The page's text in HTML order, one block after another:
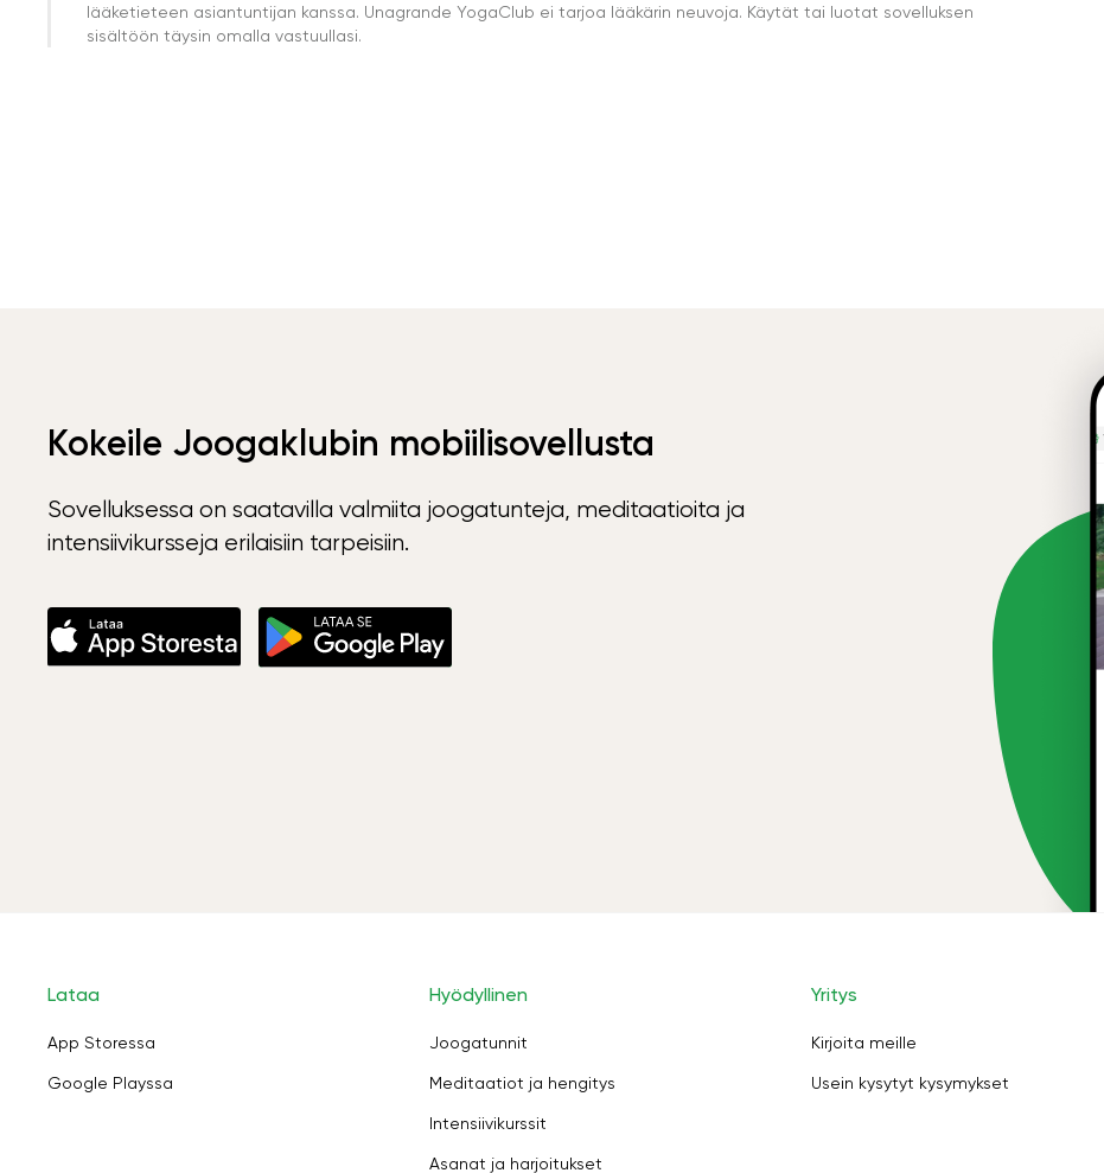
lääketieteen asiantuntijan kanssa. Unagrande YogaClub ei tarjoa lääkärin neuvoja. Käytät tai luotat sovelluksen
sisältöön täysin omalla vastuullasi.
Kokeile Joogaklubin mobiilisovellusta
Sovelluksessa on saatavilla valmiita joogatunteja, meditaatioita ja
intensiivikursseja erilaisiin tarpeisiin.
Lataa
App Storessa
Google Playssa
Hyödyllinen
Joogatunnit
Meditaatiot ja hengitys
Intensiivikurssit
Asanat ja harjoitukset
Yritys
Kirjoita meille
Usein kysytyt kysymykset